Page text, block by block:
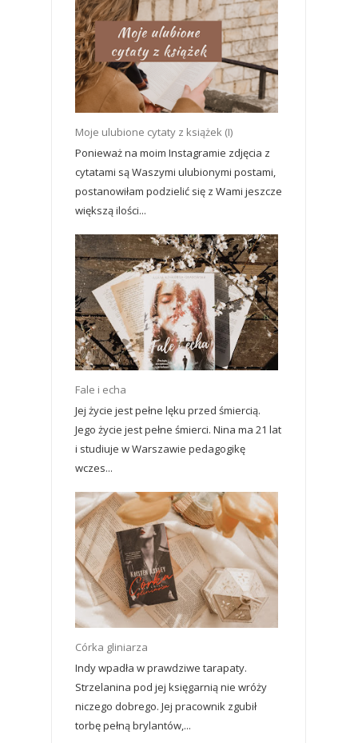
Moje ulubione cytaty z książek (I)
Ponieważ na moim Instagramie zdjęcia z
cytatami są Waszymi ulubionymi postami,
postanowiłam podzielić się z Wami jeszcze
większą ilości...
Fale i echa
Jej życie jest pełne lęku przed śmiercią.
Jego życie jest pełne śmierci. Nina ma 21 lat
i studiuje w Warszawie pedagogikę
wczes...
Córka gliniarza
Indy wpadła w prawdziwe tarapaty.
Strzelanina pod jej księgarnią nie wróży
niczego dobrego. Jej pracownik zgubił
torbę pełną brylantów,...